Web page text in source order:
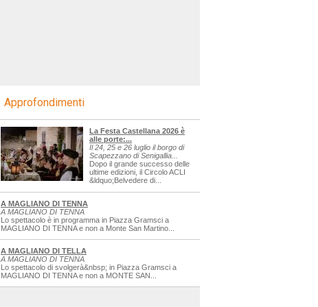
Approfondimenti
La Festa Castellana 2026 è
alle porte:...
Il 24, 25 e 26 luglio il borgo di
Scapezzano di Senigallia...
Dopo il grande successo delle
ultime edizioni, il Circolo ACLI
&ldquo;Belvedere di...
A MAGLIANO DI TENNA
A MAGLIANO DI TENNA
Lo spettacolo è in programma in Piazza Gramsci a
MAGLIANO DI TENNA e non a Monte San Martino...
A MAGLIANO DI TELLA
A MAGLIANO DI TENNA
Lo spettacolo di svolgerà&nbsp; in Piazza Gramsci a
MAGLIANO DI TENNA e non a MONTE SAN...